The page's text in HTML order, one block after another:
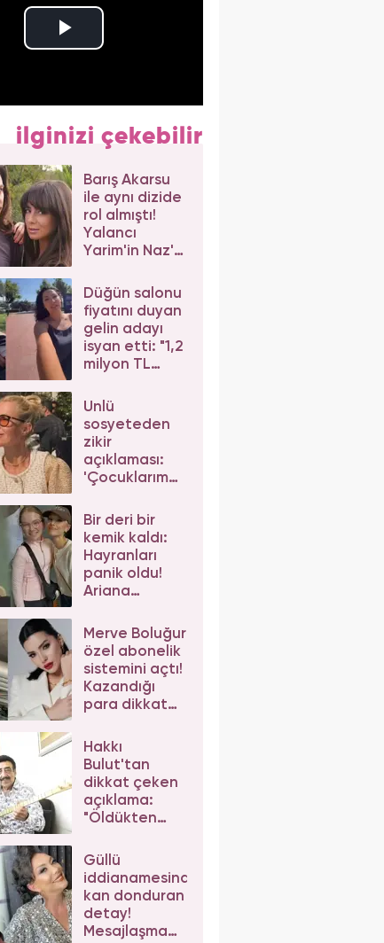
ilginizi çekebilir
Barış Akarsu
ile aynı dizide
rol almıştı!
Yalancı
Yarim'in Naz'ı
beğeni yağdı
Düğün salonu
fiyatını duyan
gelin adayı
isyan etti: "1,2
milyon TL
Ünlü
sosyeteden
zikir
açıklaması:
'Çocuklarım
diyerek gelen
eleştirilere
yanıt verdi
Bir deri bir
kemik kaldı:
Hayranları
panik oldu!
Ariana
son hali
korkuttu
Merve Boluğur
özel abonelik
sistemini açtı!
Kazandığı
para dikkat
Hakkı
Bulut'tan
dikkat çeken
açıklama:
"Öldükten
yapsalar ne
olur?"
Güllü
iddianamesinde
kan donduran
detay!
Mesajlaşma